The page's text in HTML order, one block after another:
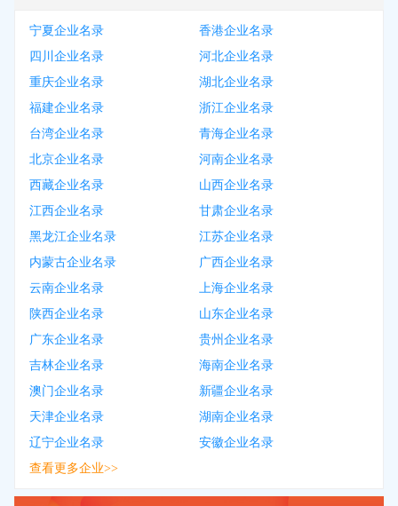
宁夏企业名录
香港企业名录
四川企业名录
河北企业名录
重庆企业名录
湖北企业名录
福建企业名录
浙江企业名录
台湾企业名录
青海企业名录
北京企业名录
河南企业名录
西藏企业名录
山西企业名录
江西企业名录
甘肃企业名录
黑龙江企业名录
江苏企业名录
内蒙古企业名录
广西企业名录
云南企业名录
上海企业名录
陕西企业名录
山东企业名录
广东企业名录
贵州企业名录
吉林企业名录
海南企业名录
澳门企业名录
新疆企业名录
天津企业名录
湖南企业名录
辽宁企业名录
安徽企业名录
查看更多企业>>